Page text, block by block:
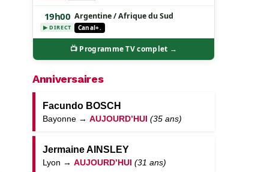
19h00
▶ DIRECT
Argentine / Afrique du Sud
Canal+.
📺 Programme TV complet →
Anniversaires
Facundo BOSCH
Bayonne → AUJOURD’HUI (35 ans)
Jermaine AINSLEY
Lyon → AUJOURD’HUI (31 ans)